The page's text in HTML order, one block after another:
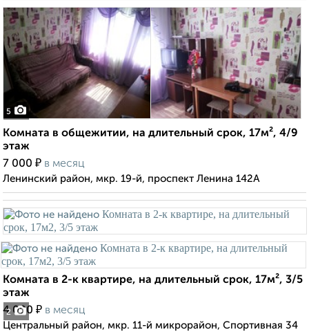
5
Комната в общежитии, на длительный срок, 17м², 4/9
этаж
7 000 ₽ в месяц
Ленинский район, мкр. 19-й, проспект Ленина 142А
2
Комната в 2-к квартире, на длительный срок, 17м², 3/5
этаж
4 000 ₽ в месяц
Центральный район, мкр. 11-й микрорайон, Спортивная 34